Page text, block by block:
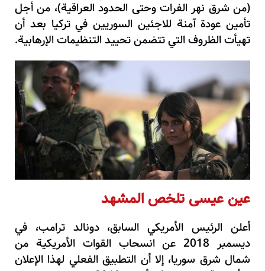
(من شرق نهر الفرات وحتى الحدود العراقية)، من أجل
تأمين عودة آمنة للاجئين السوريين في تركيا بعد أن
تهيأت الظروف التي تتضمن تحييد التنظيمات الإرهابية.
عين عيسى تلخص المشهد
أعلن الرئيس الأمريكي السابق، دونالد ترامب، في
ديسمبر 2018 عن انسحاب القوات الأمريكية من
شمال شرق سوريا، إلا أن التطبيق الفعلي لهذا الإعلان